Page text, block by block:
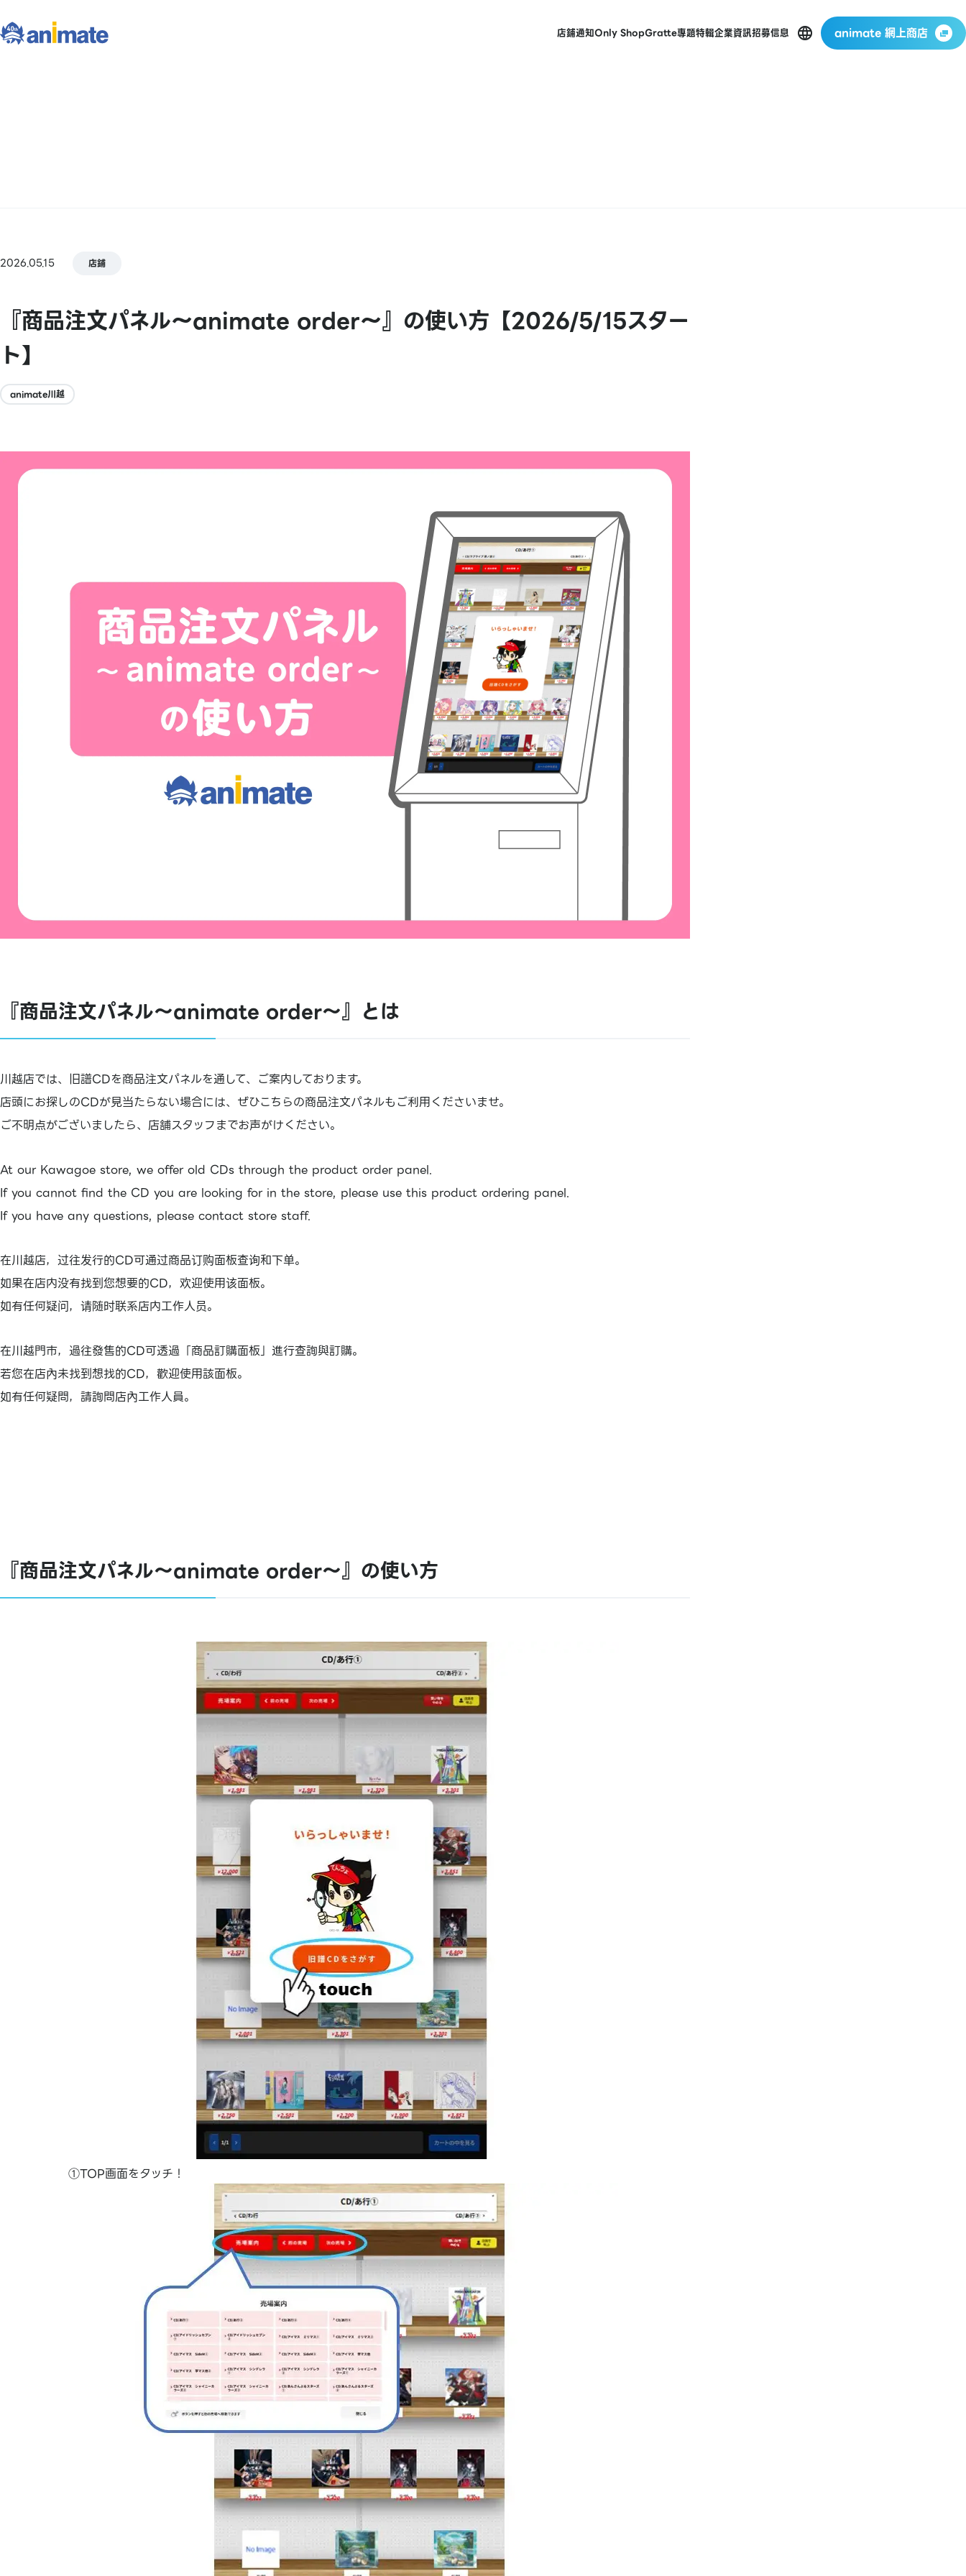
店鋪通知Only ShopGratte專題特輯企業資訊招募信息 animate 網上商店
2026.05.15 店鋪
『商品注文パネル～animate order～』の使い方【2026/5/15スター
ト】
animate川越
『商品注文パネル～animate order～』とは
川越店では、旧譜CDを商品注文パネルを通して、ご案内しております。
店頭にお探しのCDが見当たらない場合には、ぜひこちらの商品注文パネルもご利用くださいませ。
ご不明点がございましたら、店舗スタッフまでお声がけください。
At our Kawagoe store, we offer old CDs through the product order panel.
If you cannot find the CD you are looking for in the store, please use this product ordering panel.
If you have any questions, please contact store staff.
在川越店，过往发行的CD可通过商品订购面板查询和下单。
如果在店内没有找到您想要的CD，欢迎使用该面板。
如有任何疑问，请随时联系店内工作人员。
在川越門市，過往發售的CD可透過「商品訂購面板」進行查詢與訂購。
若您在店內未找到想找的CD，歡迎使用該面板。
如有任何疑問，請詢問店內工作人員。
『商品注文パネル～animate order～』の使い方
①TOP画面をタッチ！